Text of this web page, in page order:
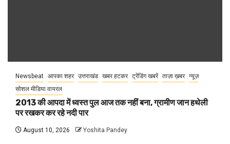
Newsbeat आपका शहर उत्तराखंड खबर हटकर ट्रेंडिंग खबरें ताज़ा ख़बर न्यूज़
सोशल मीडिया वायरल
2013 की आपदा में ध्वस्त पुल आज तक नहीं बना, ग्रामीण जान हथेली
पर रखकर कर रहे नदी पार
August 10, 2026 Yoshita Pandey